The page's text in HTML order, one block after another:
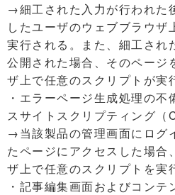
→細工された入力が行われた
したユーザのウェブブラウザ
実行される。また、細工され
公開された場合、そのページ
ザ上で任意のスクリプトが実
・エラーページ生成処理の不
スサイトスクリプティング（
→当該製品の管理画面にログ
たページにアクセスした場合
ザ上で任意のスクリプトを実
・記事編集画面およびコン